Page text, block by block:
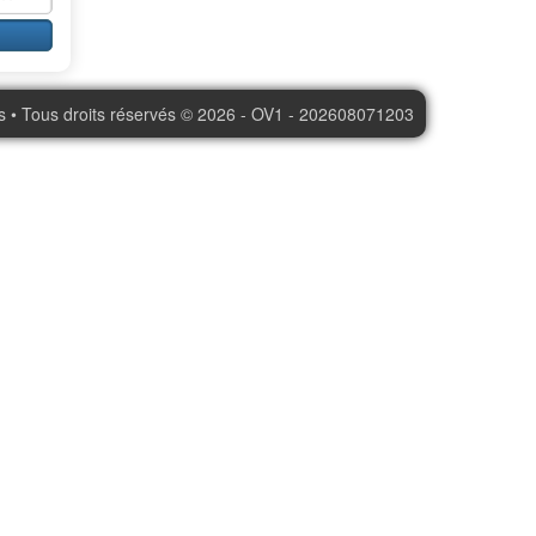
• Tous droits réservés © 2026 - OV1 - 202608071203